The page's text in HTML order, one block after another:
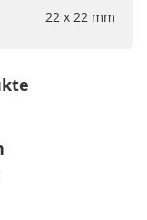
22 x 22 mm